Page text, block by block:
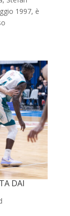
1997, è
DAI